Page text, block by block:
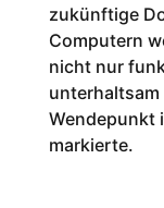
zukünftige
Computern
nicht nur
Wendepunkt
markierte.